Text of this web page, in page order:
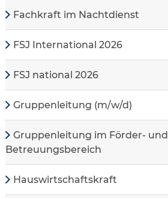
Fachkraft im Nachtdienst
FSJ International 2026
FSJ national 2026
Gruppenleitung (m/w/d)
Gruppenleitung im Förder- und
Betreuungsbereich
Hauswirtschaftskraft